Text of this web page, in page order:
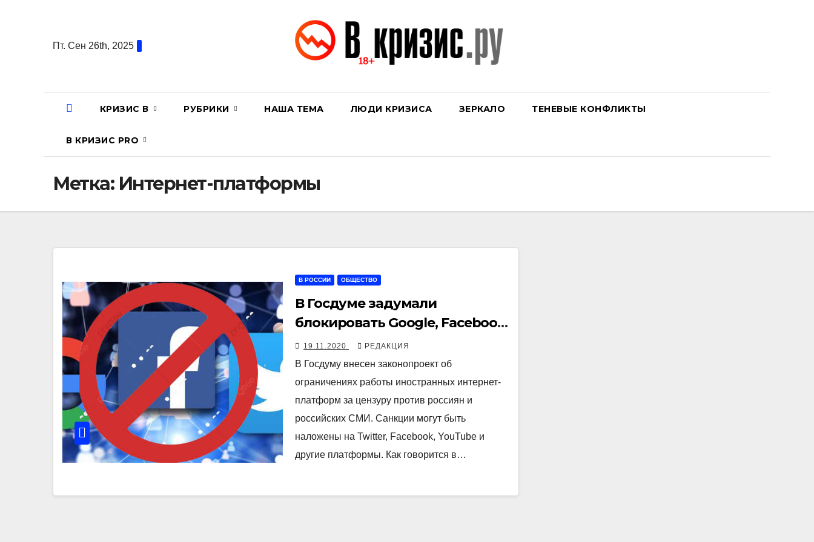
содержаниюПт. Сен 26th, 2025
КРИЗИС В РУБРИКИ НАША ТЕМА ЛЮДИ КРИЗИСА ЗЕРКАЛО ТЕНЕВЫЕ КОНФЛИКТЫ
В КРИЗИС PRO
Метка: Интернет-платформы
В РОССИИ ОБЩЕСТВО
В Госдуме задумали
блокировать Google, Facebook
и Twitter «за цензуру
российских СМИ»
19.11.2020 РЕДАКЦИЯ
В Госдуму внесен законопроект об
ограничениях работы иностранных интернет-
платформ за цензуру против россиян и
российских СМИ. Санкции могут быть
наложены на Twitter, Facebook, YouTube и
другие платформы. Как говорится в…